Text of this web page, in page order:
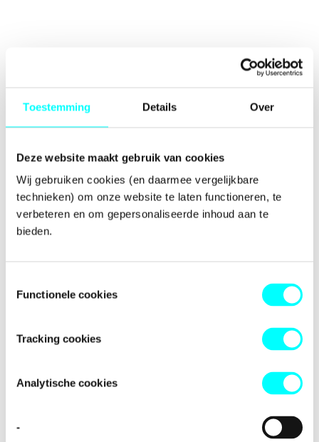
Toestemming Details Over
Deze website maakt gebruik van cookies
Wij gebruiken cookies (en daarmee vergelijkbare
technieken) om onze website te laten functioneren, te
verbeteren en om gepersonaliseerde inhoud aan te
bieden.
Functionele cookies
Tracking cookies
Analytische cookies
-
-side exception has occurred while
browser consolefor